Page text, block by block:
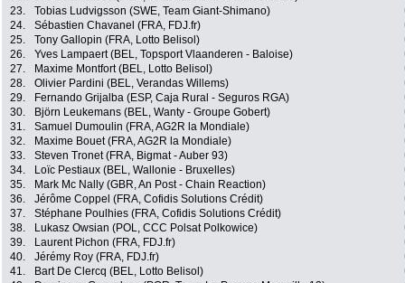
23.
Tobias Ludvigsson (SWE, Team Giant-Shimano)
24.
Sébastien Chavanel (FRA, FDJ.fr)
25.
Tony Gallopin (FRA, Lotto Belisol)
26.
Yves Lampaert (BEL, Topsport Vlaanderen - Baloise)
27.
Maxime Montfort (BEL, Lotto Belisol)
28.
Olivier Pardini (BEL, Verandas Willems)
29.
Fernando Grijalba (ESP, Caja Rural - Seguros RGA)
30.
Björn Leukemans (BEL, Wanty - Groupe Gobert)
31.
Samuel Dumoulin (FRA, AG2R la Mondiale)
32.
Maxime Bouet (FRA, AG2R la Mondiale)
33.
Steven Tronet (FRA, Bigmat - Auber 93)
34.
Loïc Pestiaux (BEL, Wallonie - Bruxelles)
35.
Mark Mc Nally (GBR, An Post - Chain Reaction)
36.
Jérôme Coppel (FRA, Cofidis Solutions Crédit)
37.
Stéphane Poulhies (FRA, Cofidis Solutions Crédit)
38.
Lukasz Owsian (POL, CCC Polsat Polkowice)
39.
Laurent Pichon (FRA, FDJ.fr)
40.
Jérémy Roy (FRA, FDJ.fr)
41.
Bart De Clercq (BEL, Lotto Belisol)